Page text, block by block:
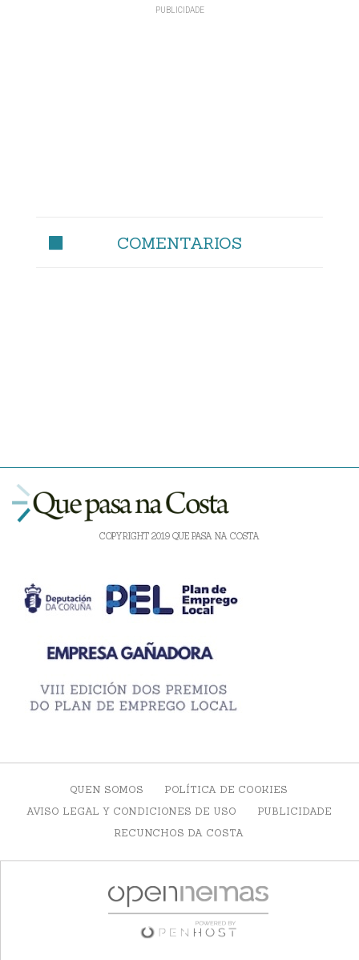
COMENTARIOS
COPYRIGHT 2019 QUE PASA NA COSTA
QUEN SOMOS
POLÍTICA DE COOKIES
AVISO LEGAL Y CONDICIONES DE USO
PUBLICIDADE
RECUNCHOS DA COSTA